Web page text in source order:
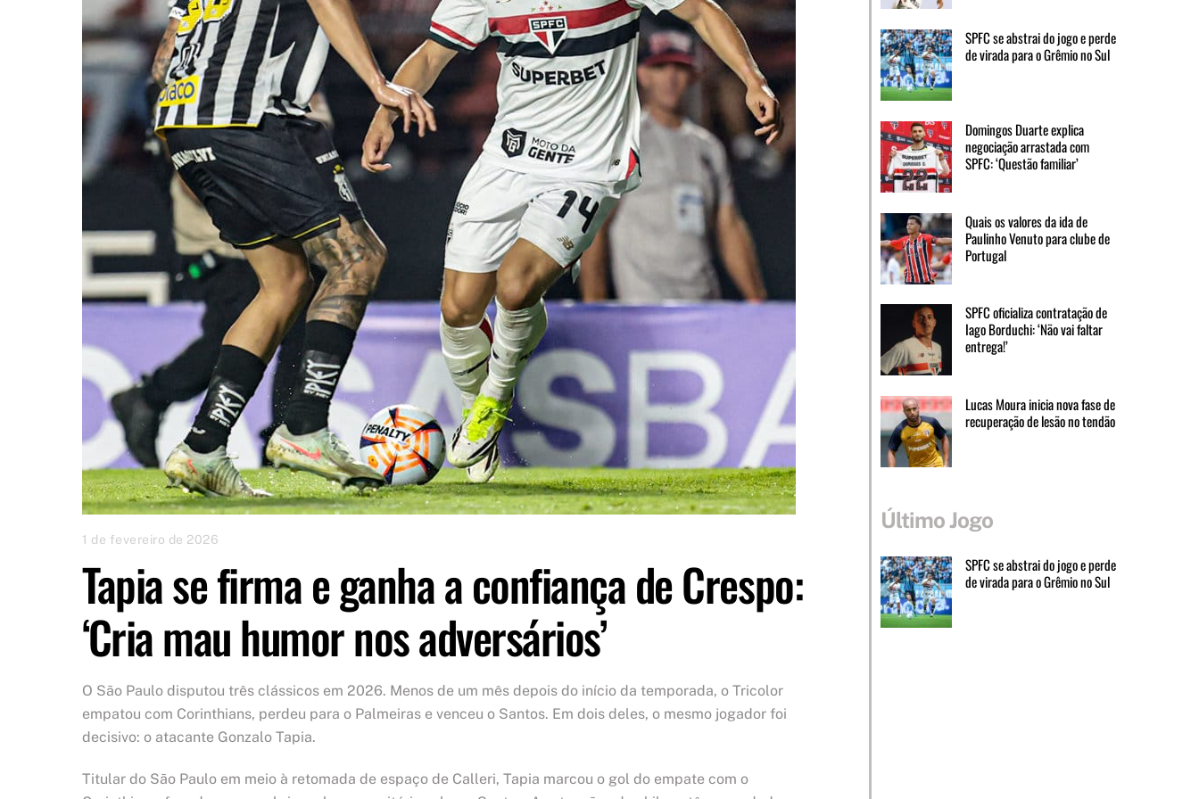
1 de fevereiro de 2026
Tapia se firma e ganha a confiança de Crespo:
‘Cria mau humor nos adversários’
O São Paulo disputou três clássicos em 2026. Menos de um mês depois do início da temporada, o Tricolor
empatou com Corinthians, perdeu para o Palmeiras e venceu o Santos. Em dois deles, o mesmo jogador foi
decisivo: o atacante Gonzalo Tapia.
Titular do São Paulo em meio à retomada de espaço de Calleri, Tapia marcou o gol do empate com o
SPFC se abstrai do jogo e perde
de virada para o Grêmio no Sul
Domingos Duarte explica
negociação arrastada com
SPFC: ‘Questão familiar’
Quais os valores da ida de
Paulinho Venuto para clube de
Portugal
SPFC oficializa contratação de
Iago Borduchi: ‘Não vai faltar
entrega!’
Lucas Moura inicia nova fase de
recuperação de lesão no tendão
Último Jogo
SPFC se abstrai do jogo e perde
de virada para o Grêmio no Sul